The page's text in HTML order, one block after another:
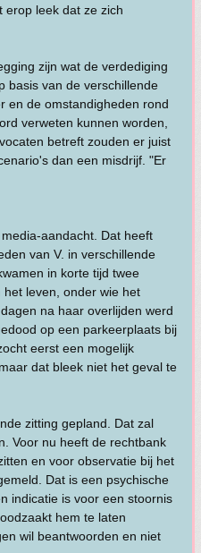
erop leek dat ze zich
zijn wat de verdediging
basis van de verschillende
en de omstandigheden rond
verweten kunnen worden,
betreft zouden er juist
dan een misdrijf. "Er
aandacht. Dat heeft
van V. in verschillende
in korte tijd twee
het leven, onder wie het
na haar overlijden werd
op een parkeerplaats bij
eerst een mogelijk
dat bleek niet het geval te
zitting gepland. Dat zal
Voor nu heeft de rechtbank
en voor observatie bij het
Dat is een psychische
indicatie is voor een stoornis
hem te laten
wil beantwoorden en niet